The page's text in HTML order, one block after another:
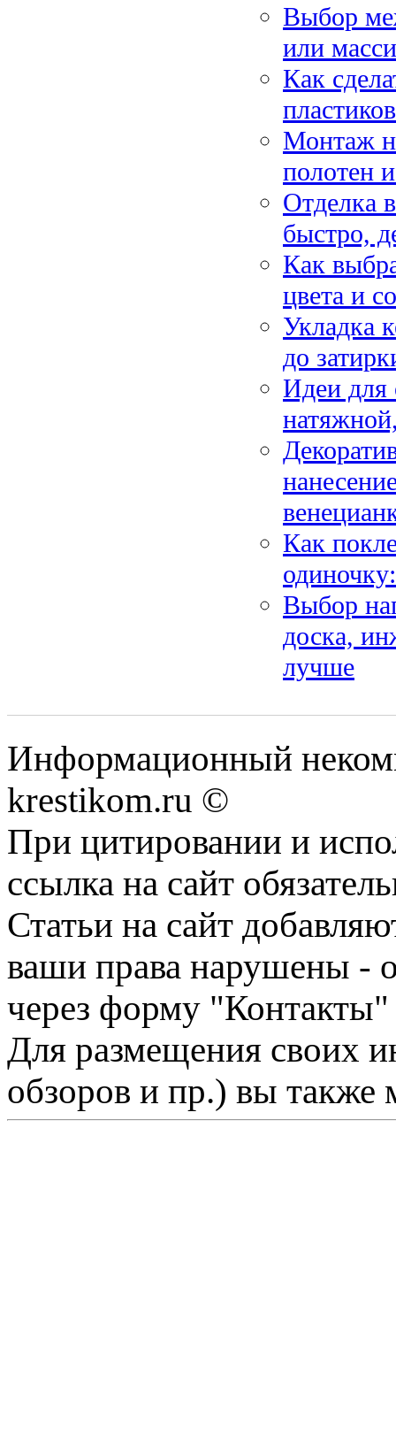
Выбор
или
Как
Монтаж
полотен
Отделка
быстро,
Как
цвета и
Укладка
до
Идеи для
Как
Выбор
доска,
лучше
Информационный
krestikom.ru ©
При цитировании и
ссылка на сайт
Статьи на сайт
ваши права нарушены -
через форму "Контакты"
Для размещения своих
обзоров и пр.) вы также